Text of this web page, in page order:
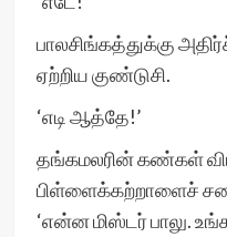
பாலசிங்கத்துக்கு
ஏற்றிய குண்டுசி.
‘எடி ஆத்தே!’
தங்கமலரின் கண்கள்
பிள்ளைக்கற்றாளைச்
‘என்ன மிஸ்டர் பாலு.